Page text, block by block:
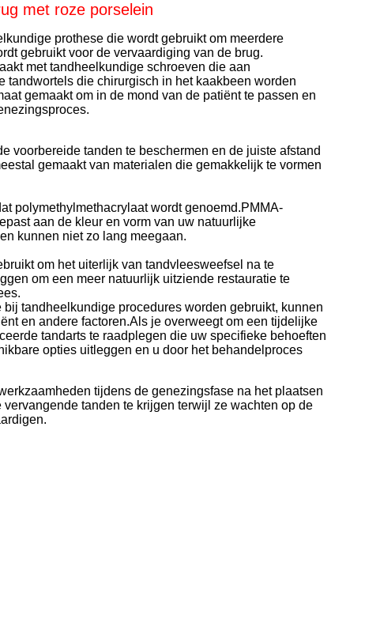
met roze porselein
prothese die wordt gebruikt om meerdere
gebruikt voor de vervaardiging van de brug.
met tandheelkundige schroeven die aan
die chirurgisch in het kaakbeen worden
gemaakt om in de mond van de patiënt te passen en
voorbereide tanden te beschermen en de juiste afstand
gemaakt van materialen die gemakkelijk te vormen
polymethylmethacrylaat wordt genoemd.PMMA-
aan de kleur en vorm van uw natuurlijke
kunnen niet zo lang meegaan.
om het uiterlijk van tandvleesweefsel na te
om een meer natuurlijk uitziende restauratie te
tandheelkundige procedures worden gebruikt, kunnen
en andere factoren.Als je overweegt om een tijdelijke
tandarts te raadplegen die uw specifieke behoeften
opties uitleggen en u door het behandelproces
tijdens de genezingsfase na het plaatsen
tanden te krijgen terwijl ze wachten op de